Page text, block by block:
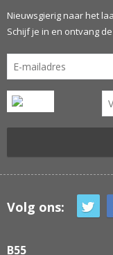
Nieuwsgierig naar het
Schijf je in en ontvang
Volg ons:
B55